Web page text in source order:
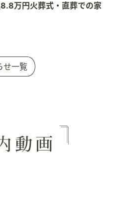
万円火葬式・直葬での家
せ一覧